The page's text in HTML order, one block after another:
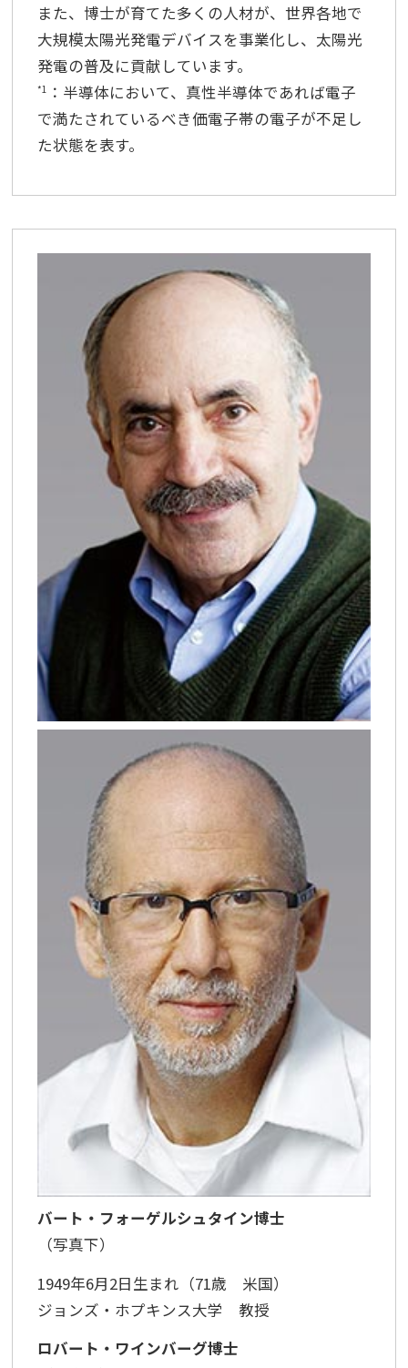
また、博士が育てた多くの人材が、世界各地で
大規模太陽光発電デバイスを事業化し、太陽光
発電の普及に貢献しています。
*1 ：半導体において、真性半導体であれば電子
で満たされているべき価電子帯の電子が不足し
た状態を表す。
バート・フォーゲルシュタイン博士
（写真下）
1949年6月2日生まれ（71歳 米国）
ジョンズ・ホプキンス大学 教授
ロバート・ワインバーグ博士